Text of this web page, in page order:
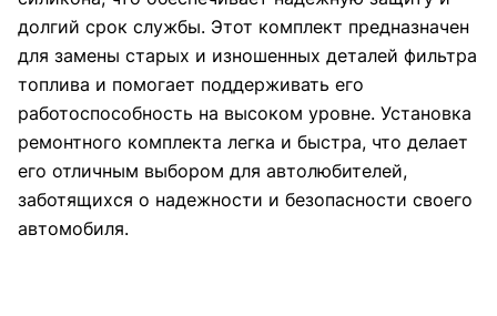
долгий срок службы. Этот комплект предназначен
для замены старых и изношенных деталей фильтра
топлива и помогает поддерживать его
работоспособность на высоком уровне. Установка
ремонтного комплекта легка и быстра, что делает
его отличным выбором для автолюбителей,
заботящихся о надежности и безопасности своего
автомобиля.